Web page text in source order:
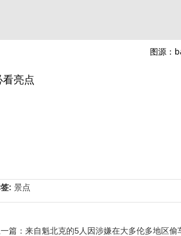
图源：
看亮点
: 景点
一篇： 来自魁北克的5人因涉嫌在大多伦多地区偷车而面临逾100项指